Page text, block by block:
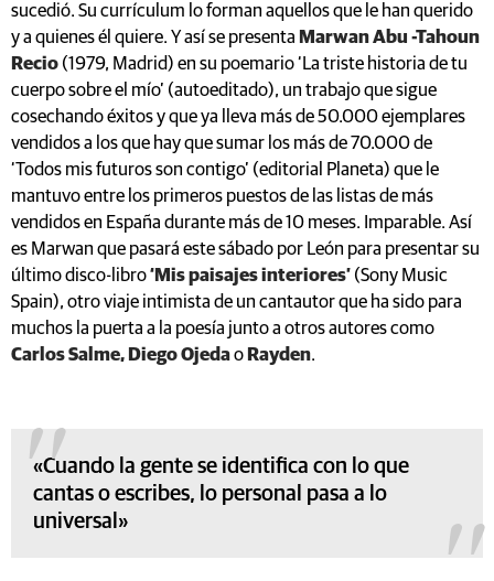
sucedió. Su currículum lo forman aquellos que le han querido
y a quienes él quiere. Y así se presenta Marwan Abu -Tahoun
Recio (1979, Madrid) en su poemario ‘La triste historia de tu
cuerpo sobre el mío’ (autoeditado), un trabajo que sigue
cosechando éxitos y que ya lleva más de 50.000 ejemplares
vendidos a los que hay que sumar los más de 70.000 de
‘Todos mis futuros son contigo’ (editorial Planeta) que le
mantuvo entre los primeros puestos de las listas de más
vendidos en España durante más de 10 meses. Imparable. Así
es Marwan que pasará este sábado por León para presentar su
último disco-libro‘Mis paisajes interiores’ (Sony Music
Spain), otro viaje intimista de un cantautor que ha sido para
muchos la puerta a la poesía junto a otros autores como
Carlos Salme, Diego Ojedao Rayden.
«Cuando la gente se identifica con lo que
cantas o escribes, lo personal pasa a lo
universal»